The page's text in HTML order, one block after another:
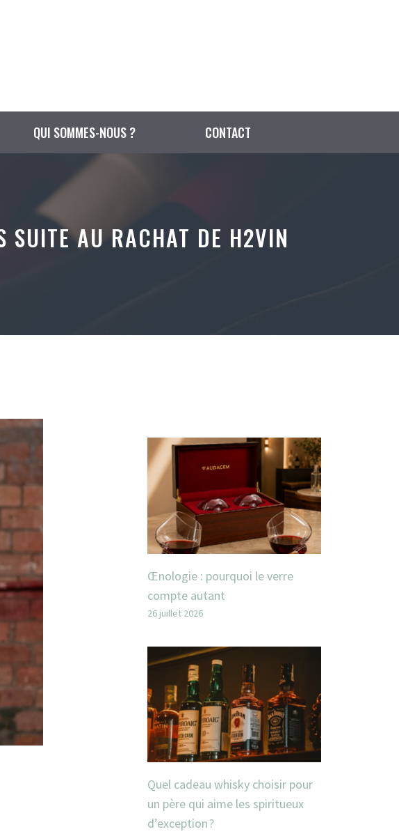
QUI SOMMES-NOUS ? CONTACT
SUITE AU RACHAT DE H2VIN
Œnologie : pourquoi le verre
compte autant
26 juillet 2026
Quel cadeau whisky choisir pour
un père qui aime les spiritueux
d’exception ?